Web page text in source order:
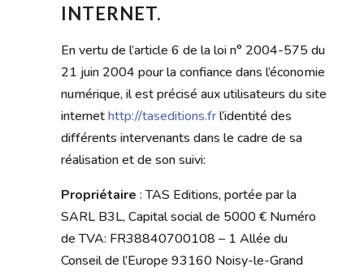
INTERNET.
En vertu de l’article 6 de la loi n° 2004-575 du
21 juin 2004 pour la confiance dans l’économie
numérique, il est précisé aux utilisateurs du site
internethttp://taseditions.frl’identité des
différents intervenants dans le cadre de sa
réalisation et de son suivi:
Propriétaire : TAS Editions, portée par la
SARL B3L, Capital social de 5000 € Numéro
de TVA: FR38840700108 – 1 Allée du
Conseil de l’Europe 93160 Noisy-le-Grand